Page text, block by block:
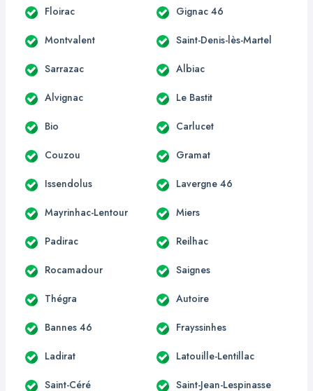
Floirac Gignac 46
Montvalent Saint-Denis-lès-Martel
Sarrazac Albiac
Alvignac Le Bastit
Bio Carlucet
Couzou Gramat
Issendolus Lavergne 46
Mayrinhac-Lentour Miers
Padirac Reilhac
Rocamadour Saignes
Thégra Autoire
Bannes 46 Frayssinhes
Ladirat Latouille-Lentillac
Saint-Céré Saint-Jean-Lespinasse